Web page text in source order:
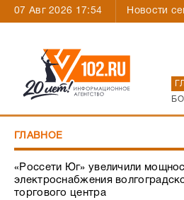
07 Авг 2026 17:54 Новости
ГЛАВНОЕ
«Россети Юг» увеличили
электроснабжения
торгового центра